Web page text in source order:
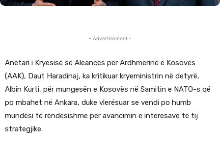
- Advertisement -
Anëtari i Kryesisë së Aleancës për Ardhmërinë e Kosovës
(AAK), Daut Haradinaj, ka kritikuar kryeministrin në detyrë,
Albin Kurti, për mungesën e Kosovës në Samitin e NATO-s që
po mbahet në Ankara, duke vlerësuar se vendi po humb
mundësi të rëndësishme për avancimin e interesave të tij
strategjike.